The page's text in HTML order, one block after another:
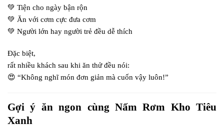
💚 Tiện cho ngày bận rộn
💚 Ăn với cơm cực đưa cơm
💚 Người lớn hay người trẻ đều dễ thích
Đặc biệt,
rất nhiều khách sau khi ăn thử đều nói:
😍 “Không nghĩ món đơn giản mà cuốn vậy luôn!”
Gợi ý ăn ngon cùng Nấm Rơm Kho Tiêu
Xanh